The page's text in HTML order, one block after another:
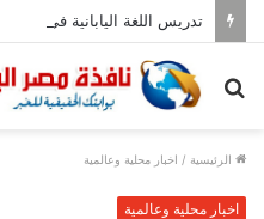
تدريس اللغة اليابانية فى
بحث
الرئيسية / اخبار محلية وعالمية
اخبار محلية وعالمية